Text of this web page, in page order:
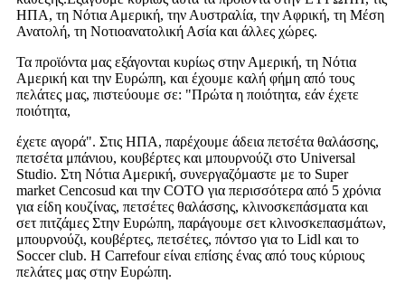
ΗΠΑ, τη Νότια Αμερική, την Αυστραλία, την Αφρική, τη Μέση
Ανατολή, τη Νοτιοανατολική Ασία και άλλες χώρες.
Τα προϊόντα μας εξάγονται κυρίως στην Αμερική, τη Νότια
Αμερική και την Ευρώπη, και έχουμε καλή φήμη από τους
πελάτες μας, πιστεύουμε σε: "Πρώτα η ποιότητα, εάν έχετε
ποιότητα,
έχετε αγορά". Στις ΗΠΑ, παρέχουμε άδεια πετσέτα θαλάσσης,
πετσέτα μπάνιου, κουβέρτες και μπουρνούζι στο Universal
Studio. Στη Νότια Αμερική, συνεργαζόμαστε με το Super
market Cencosud και την COTO για περισσότερα από 5 χρόνια
για είδη κουζίνας, πετσέτες θαλάσσης, κλινοσκεπάσματα και
σετ πιτζάμες Στην Ευρώπη, παράγουμε σετ κλινοσκεπασμάτων,
μπουρνούζι, κουβέρτες, πετσέτες, πόντσο για το Lidl και το
Soccer club. Η Carrefour είναι επίσης ένας από τους κύριους
πελάτες μας στην Ευρώπη.